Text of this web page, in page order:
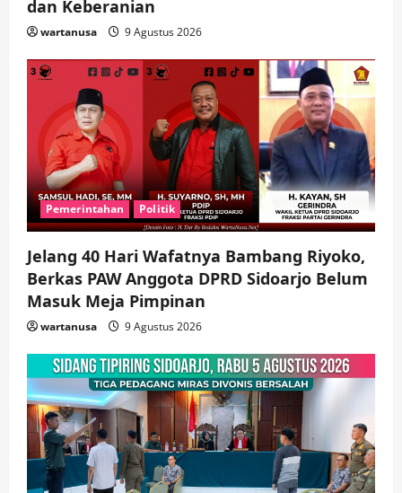
3
wartanusa
4
Ekonomi Hiburan
HOT NEWS: Ribuan Warga Wage
Tumplek Blek di Bazar Rakyat Jalan
Jambu, Borong Kuliner UMKM Sambil
Nonton Jaranan!
wartanusa 4 Agustus 2026
Keagamaan Pemerintahan
Pemkab Sidoarjo & Muhammadiyah
Sinergi Permudah Perizinan, Wakaf,
hingga Hibah
wartanusa 4 Agustus 2026
dan Keberanian
wartanusa 9 Agustus 2026
Pemerintahan Politik
Jelang 40 Hari Wafatnya Bambang Riyoko,
Berkas PAW Anggota DPRD Sidoarjo Belum
Masuk Meja Pimpinan ​
wartanusa 9 Agustus 2026